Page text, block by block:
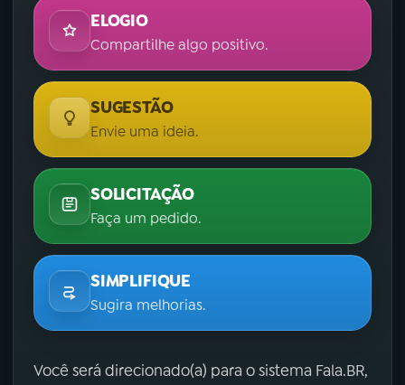
ELOGIO
Compartilhe algo positivo.
SUGESTÃO
Envie uma ideia.
SOLICITAÇÃO
Faça um pedido.
SIMPLIFIQUE
Sugira melhorias.
Você será direcionado(a) para o sistema Fala.BR,